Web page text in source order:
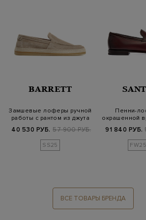
BARRETT
Замшевые лоферы ручной
работы с рантом из джута
40 530 РУБ. 57 900 РУБ.
SS25
Пенни-
окрашенной
91 840 РУБ.
ВСЕ ТОВАРЫ БРЕНДА